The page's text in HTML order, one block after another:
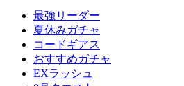
最強リーダー
夏休みガチャ
コードギアス
おすすめガチャ
EXラッシュ